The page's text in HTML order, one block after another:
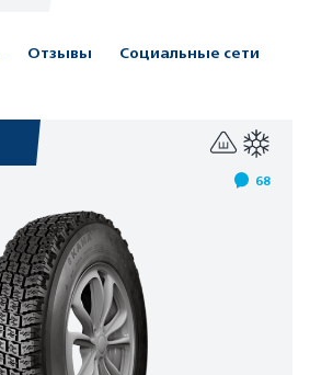
Отзывы Социальные сети
68